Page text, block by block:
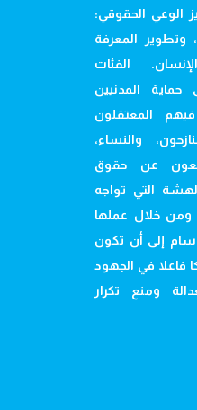
الوعي الحقوقي:
وتطوير المعرفة
الفئات
المدنيين
المعتقلون
والنساء،
عن حقوق
التي تواجه
ومن خلال عملها
إلى أن تكون
فاعلا في الجهود
ومنع تكرار